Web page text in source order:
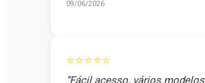
09/06/2026
⭐⭐⭐⭐⭐
“Fácil acesso, vários modelos